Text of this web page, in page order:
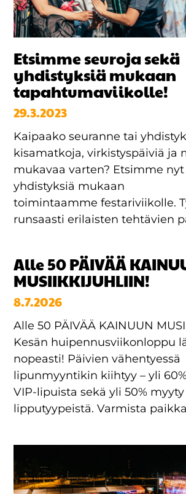
Etsimme seuroja sekä
yhdistyksiä mukaan
tapahtumaviikolle!
29.3.2023
Kaipaako seuranne tai
kisamatkoja, virkistyspäiviä ja
mukavaa varten? Etsimme nyt
yhdistyksiä mukaan
toimintaamme festariviikolle.
runsaasti erilaisten tehtävien
Alle 50 PÄIVÄÄ
MUSIIKKIJUHLIIN!
8.7.2026
Alle 50 PÄIVÄÄ KAINUUN
Kesän huipennusviikonloppu
nopeasti! Päivien vähentyessä
lipunmyyntikin kiihtyy – yli
VIP-lipuista sekä yli 50%
lipputyypeistä. Varmista